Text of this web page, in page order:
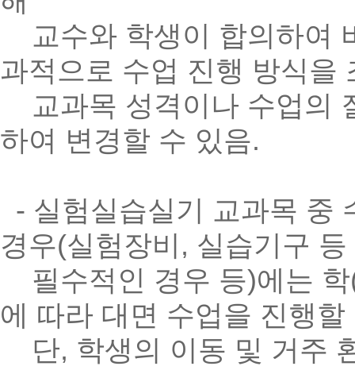
교수와 학생이 합의하여
과적으로 수업 진행 방식
교과목 성격이나 수업의
하여 변경할 수 있음.
- 실험실습실기 교과목 중
경우(실험장비, 실습기구
필수적인 경우 등)에는 학
에 따라 대면 수업을 진행
단, 학생의 이동 및 거주